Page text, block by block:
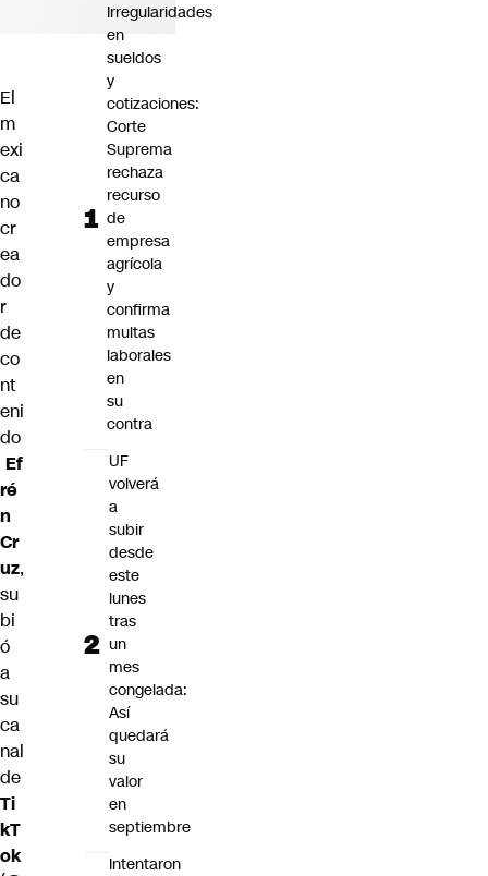
El
m
exi
ca
no
cr
ea
do
r
de
co
nt
eni
do
Ef
ré
n
Cr
uz,
su
bi
ó
a
su
ca
nal
de
Ti
kT
ok
Irregularidades
en
sueldos
y
cotizaciones:
Corte
Suprema
rechaza
recurso
de
empresa
agrícola
y
confirma
multas
laborales
en
su
contra
UF
volverá
a
subir
desde
este
lunes
tras
un
mes
congelada:
Así
quedará
su
valor
en
septiembre
Intentaron